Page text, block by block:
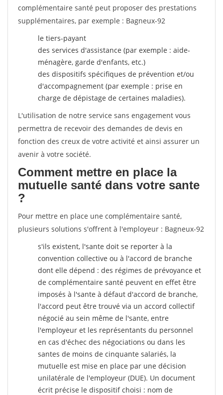
complémentaire santé peut proposer des prestations
supplémentaires, par exemple : Bagneux-92
le tiers-payant
des services d'assistance (par exemple : aide-
ménagère, garde d'enfants, etc.)
des dispositifs spécifiques de prévention et/ou
d'accompagnement (par exemple : prise en
charge de dépistage de certaines maladies).
L'utilisation de notre service sans engagement vous
permettra de recevoir des demandes de devis en
fonction des creux de votre activité et ainsi assurer un
avenir à votre société.
Comment mettre en place la
mutuelle santé dans votre sante
?
Pour mettre en place une complémentaire santé,
plusieurs solutions s'offrent à l'employeur : Bagneux-92
s'ils existent, l'sante doit se reporter à la
convention collective ou à l'accord de branche
dont elle dépend : des régimes de prévoyance et
de complémentaire santé peuvent en effet être
imposés à l'sante à défaut d'accord de branche,
l'accord peut être trouvé via un accord collectif
négocié au sein même de l'sante, entre
l'employeur et les représentants du personnel
en cas d'échec des négociations ou dans les
santes de moins de cinquante salariés, la
mutuelle est mise en place par une décision
unilatérale de l'employeur (DUE). Un document
écrit précise le dispositif choisi : nom de